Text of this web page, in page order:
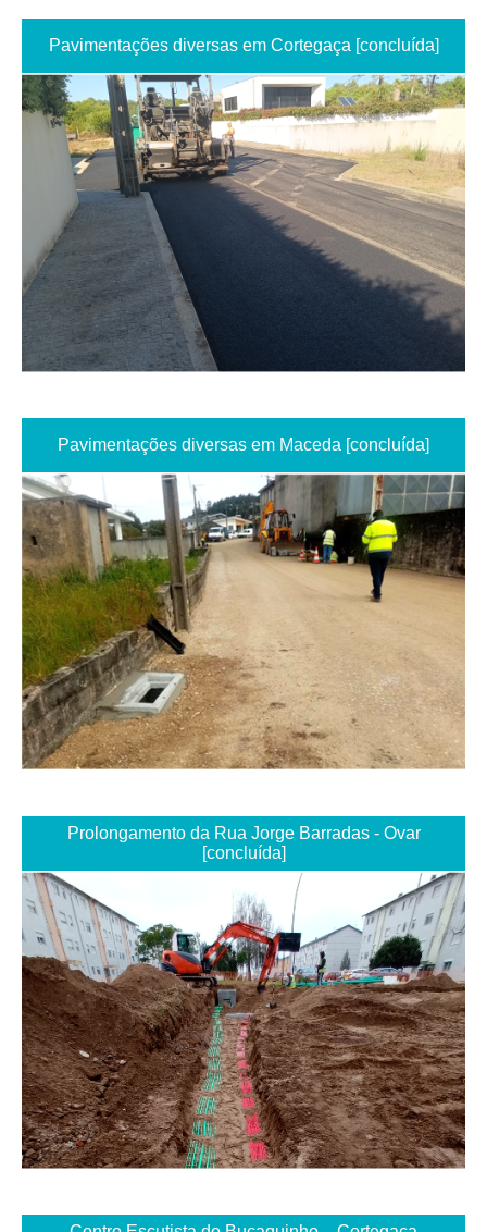
Pavimentações diversas em Cortegaça [concluída]
Pavimentações diversas em Maceda [concluída]
Prolongamento da Rua Jorge Barradas - Ovar
[concluída]